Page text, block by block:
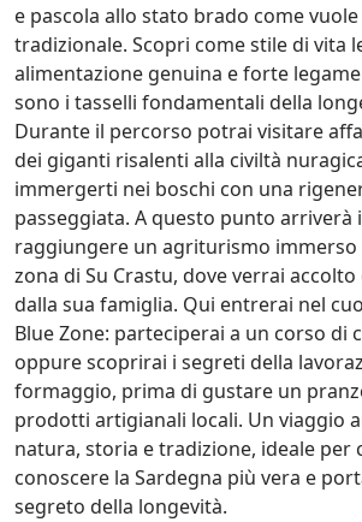
e pascola allo stato brado come
tradizionale. Scopri come stile di vita
alimentazione genuina e forte
sono i tasselli fondamentali della
Durante il percorso potrai visitare
dei giganti risalenti alla civiltà
immergerti nei boschi con una
passeggiata. A questo punto arriverà
raggiungere un agriturismo immerso
zona di Su Crastu, dove verrai
dalla sua famiglia. Qui entrerai nel
Blue Zone: parteciperai a un corso di
oppure scoprirai i segreti della
formaggio, prima di gustare un
prodotti artigianali locali. Un viaggio
natura, storia e tradizione, ideale per
conoscere la Sardegna più vera e
segreto della longevità.